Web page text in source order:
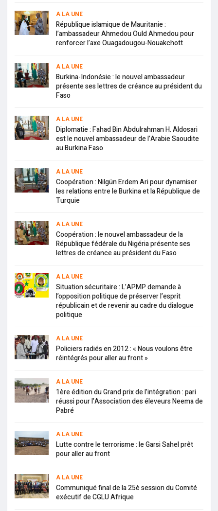
A LA UNE
République islamique de Mauritanie :
l’ambassadeur Ahmedou Ould Ahmedou pour
renforcer l’axe Ouagadougou-Nouakchott
A LA UNE
Burkina-Indonésie : le nouvel ambassadeur
présente ses lettres de créance au président du
Faso
A LA UNE
Diplomatie : Fahad Bin Abdulrahman H. Aldosari
est le nouvel ambassadeur de l’Arabie Saoudite
au Burkina Faso
A LA UNE
Coopération : Nilgün Erdem Ari pour dynamiser
les relations entre le Burkina et la République de
Turquie
A LA UNE
Coopération : le nouvel ambassadeur de la
République fédérale du Nigéria présente ses
lettres de créance au président du Faso
A LA UNE
Situation sécuritaire : L’APMP demande à
l’opposition politique de préserver l’esprit
républicain et de revenir au cadre du dialogue
politique
A LA UNE
Policiers radiés en 2012 : « Nous voulons être
réintégrés pour aller au front »
A LA UNE
1ère édition du Grand prix de l’intégration : pari
réussi pour l’Association des éleveurs Neema de
Pabré
A LA UNE
Lutte contre le terrorisme : le Garsi Sahel prêt
pour aller au front
A LA UNE
Communiqué final de la 25è session du Comité
exécutif de CGLU Afrique